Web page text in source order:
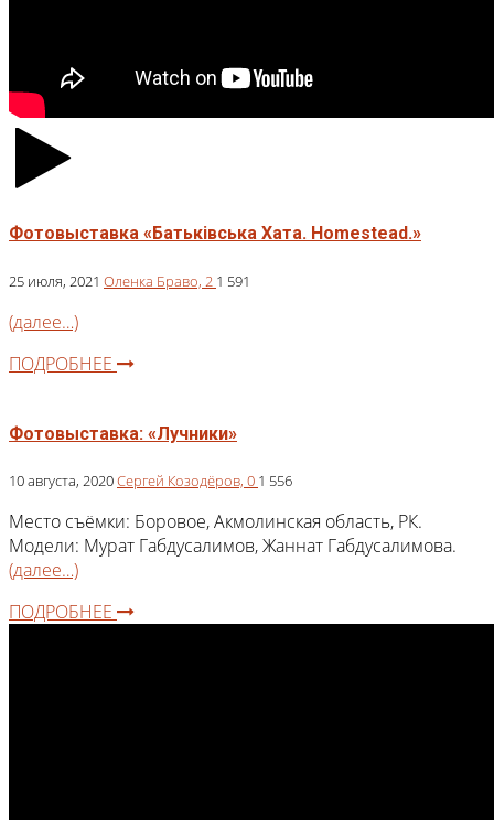
Фотовыставка «Батьківська Хата. Homestead.»
25 июля, 2021 Оленка Браво, 2 1 591
(далее…)
ПОДРОБНЕЕ
Фотовыставка: «Лучники»
10 августа, 2020Сергей Козодёров, 0 1 556
Место съёмки: Боровое, Акмолинская область, РК.
Модели: Мурат Габдусалимов, Жаннат Габдусалимова.
(далее…)
ПОДРОБНЕЕ